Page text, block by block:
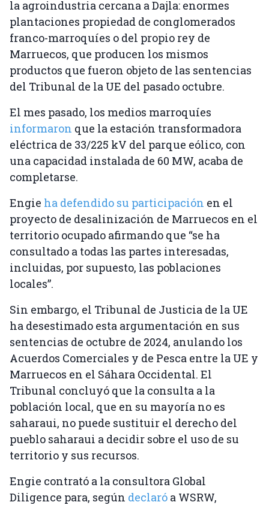
la agroindustria cercana a Dajla: enormes
plantaciones propiedad de conglomerados
franco-marroquíes o del propio rey de
Marruecos, que producen los mismos
productos que fueron objeto de las sentencias
del Tribunal de la UE del pasado octubre.
El mes pasado, los medios marroquíes
informaron que la estación transformadora
eléctrica de 33/225 kV del parque eólico, con
una capacidad instalada de 60 MW, acaba de
completarse.
Engie ha defendido su participación en el
proyecto de desalinización de Marruecos en el
territorio ocupado afirmando que “se ha
consultado a todas las partes interesadas,
incluidas, por supuesto, las poblaciones
locales”.
Sin embargo, el Tribunal de Justicia de la UE
ha desestimado esta argumentación en sus
sentencias de octubre de 2024, anulando los
Acuerdos Comerciales y de Pesca entre la UE y
Marruecos en el Sáhara Occidental. El
Tribunal concluyó que la consulta a la
población local, que en su mayoría no es
saharaui, no puede sustituir el derecho del
pueblo saharaui a decidir sobre el uso de su
territorio y sus recursos.
Engie contrató a la consultora Global
Diligence para, según declaró a WSRW,